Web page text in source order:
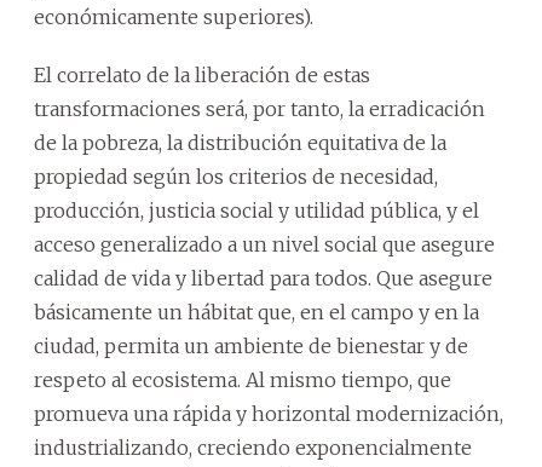
económicamente superiores).
El correlato de la liberación de estas
transformaciones será, por tanto, la erradicación
de la pobreza, la distribución equitativa de la
propiedad según los criterios de necesidad,
producción, justicia social y utilidad pública, y el
acceso generalizado a un nivel social que asegure
calidad de vida y libertad para todos. Que asegure
básicamente un hábitat que, en el campo y en la
ciudad, permita un ambiente de bienestar y de
respeto al ecosistema. Al mismo tiempo, que
promueva una rápida y horizontal modernización,
industrializando, creciendo exponencialmente